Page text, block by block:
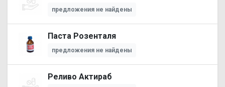
предложения не найдены
Паста Розенталя
предложения не найдены
Реливо Актираб